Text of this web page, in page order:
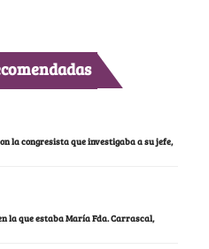
la congresista que investigaba a su jefe,
la que estaba María Fda. Carrascal,